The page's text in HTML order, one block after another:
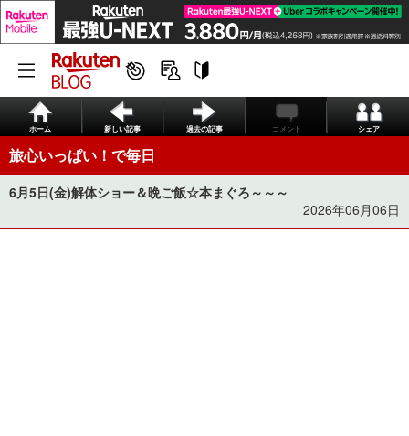
ホーム 新しい記事 過去の記事 コメント シェア
旅心いっぱい！で毎日
6月5日(金)解体ショー＆晩ご飯☆本まぐろ～～～
2026年06月06日